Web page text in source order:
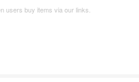
users buy items via our links.